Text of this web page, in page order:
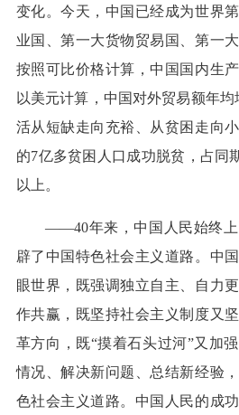
变化。今天，中国已经成为世界
业国、第一大货物贸易国、第一
按照可比价格计算，中国国内生产
以美元计算，中国对外贸易额年均
活从短缺走向充裕、从贫困走向
的7亿多贫困人口成功脱贫，占同
以上。
——40年来，中国人民始终
辟了中国特色社会主义道路。中
眼世界，既强调独立自主、自力
作共赢，既坚持社会主义制度又
革方向，既“摸着石头过河”又加
情况、解决新问题、总结新经验
色社会主义道路。中国人民的成